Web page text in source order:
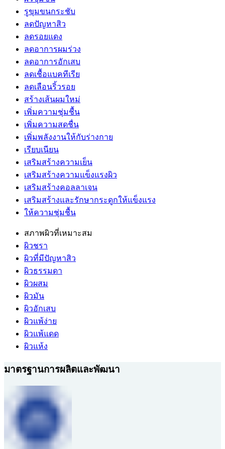
รูขุมขนกระชับ
ลดปัญหาสิว
ลดรอยแดง
ลดอาการผมร่วง
ลดอาการอักเสบ
ลดเชื้อแบคทีเรีย
ลดเลือนริ้วรอย
สร้างเส้นผมใหม่
เพิ่มความชุ่มชื้น
เพิ่มความสดชื่น
เพิ่มพลังงานให้กับร่างกาย
เรียบเนียน
เสริมสร้างความเย็น
เสริมสร้างความแข็งแรงผิว
เสริมสร้างคอลลาเจน
เสริมสร้างและรักษากระดูกให้แข็งแรง
ให้ความชุ่มชื้น
สภาพผิวที่เหมาะสม
ผิวชรา
ผิวที่มีปัญหาสิว
ผิวธรรมดา
ผิวผสม
ผิวมัน
ผิวอักเสบ
ผิวแพ้ง่าย
ผิวแพ้แดด
ผิวแห้ง
มาตรฐานการผลิตและพัฒนา